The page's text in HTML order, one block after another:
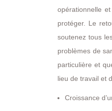
opérationnelle
protéger. Le
soutenez tous
problèmes de
particulière et
lieu de travail et
Croissance